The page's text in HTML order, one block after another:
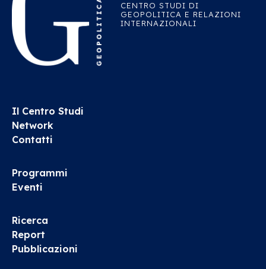
CENTRO STUDI DI
GEOPOLITICA E RELAZIONI
INTERNAZIONALI
Il Centro Studi
Network
Contatti
Programmi
Eventi
Ricerca
Report
Pubblicazioni